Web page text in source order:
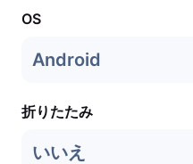
OS
Android
折りたたみ
いいえ